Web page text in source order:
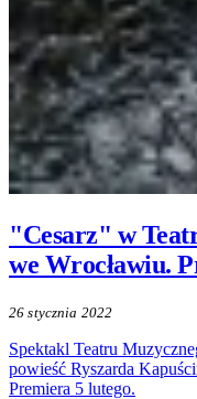
"Cesarz" w
we Wrocławiu.
26 stycznia 2022
Spektakl Teatru
powieść Ryszarda
Premiera 5 lutego.